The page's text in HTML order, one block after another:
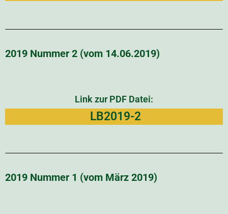
2019 Nummer 2 (vom 14.06.2019)
Link zur PDF Datei:
LB2019-2
2019 Nummer 1 (vom März 2019)